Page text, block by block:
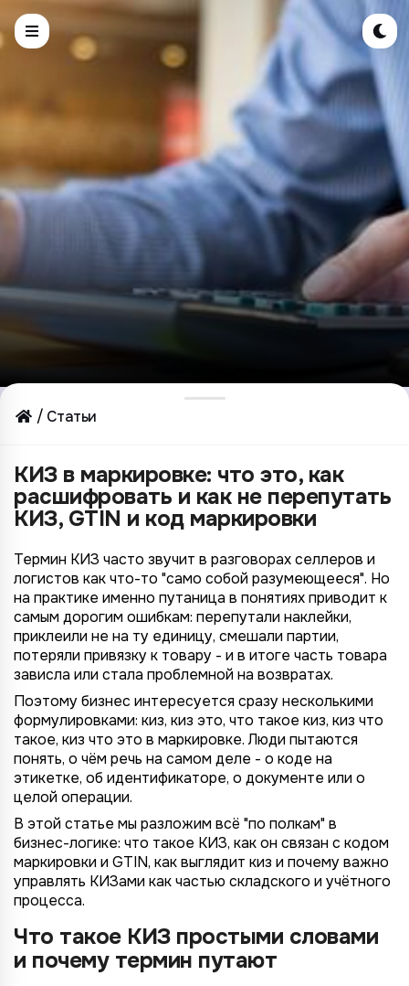
Статьи
КИЗ в маркировке: что это, как
расшифровать и как не перепутать
КИЗ, GTIN и код маркировки
Термин КИЗ часто звучит в разговорах селлеров и
логистов как что-то "само собой разумеющееся". Но
на практике именно путаница в понятиях приводит к
самым дорогим ошибкам: перепутали наклейки,
приклеили не на ту единицу, смешали партии,
потеряли привязку к товару - и в итоге часть товара
зависла или стала проблемной на возвратах.
Поэтому бизнес интересуется сразу несколькими
формулировками: киз, киз это, что такое киз, киз что
такое, киз что это в маркировке. Люди пытаются
понять, о чём речь на самом деле - о коде на
этикетке, об идентификаторе, о документе или о
целой операции.
В этой статье мы разложим всё "по полкам" в
бизнес-логике: что такое КИЗ, как он связан с кодом
маркировки и GTIN, как выглядит киз и почему важно
управлять КИЗами как частью складского и учётного
процесса.
Что такое КИЗ простыми словами
и почему термин путают